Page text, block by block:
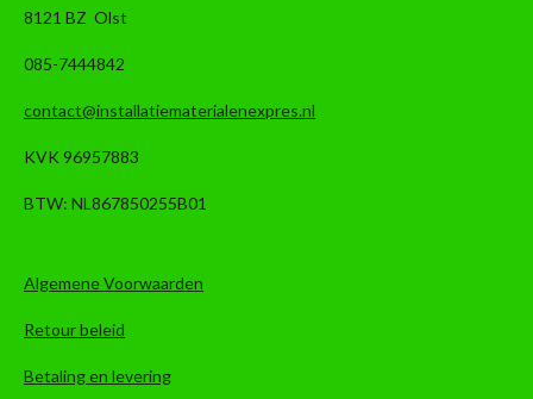
8121 BZ Olst
085-7444842
contact@installatiematerialenexpres.nl
KVK 96957883
BTW: NL867850255B01
Algemene Voorwaarden
Retour beleid
Betaling en levering